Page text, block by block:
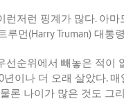
런저런 핑계가 많다. 아마
루먼(Harry Truman) 대통
선순위에서 빼놓은 적이
년이나 더 오래 살았다. 매
론 나이가 많은 것도 그